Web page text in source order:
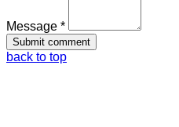
Message *
back to top